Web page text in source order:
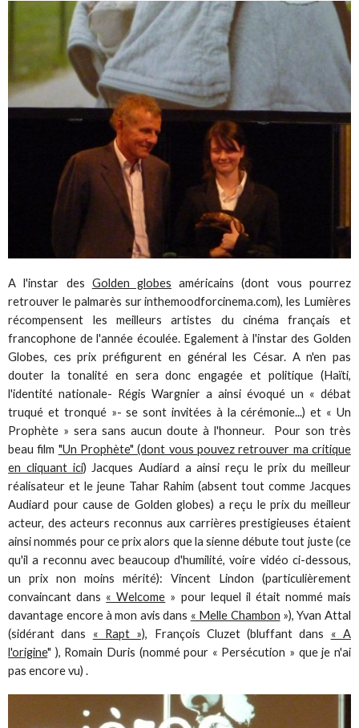
A l'instar des Golden globes américains (dont vous pourrez
retrouver le palmarès sur inthemoodforcinema.com), les Lumières
récompensent les meilleurs artistes du cinéma français et
francophone de l'année écoulée. Egalement à l'instar des Golden
Globes, ces prix préfigurent en général les César. A n'en pas
douter la tonalité en sera donc engagée et politique (Haïti,
l'identité nationale- Régis Wargnier a ainsi évoqué un « débat
truqué et tronqué »- se sont invitées à la cérémonie...) et « Un
Prophète » sera sans aucun doute à l'honneur. Pour son très
beau film "Un Prophète" (dont vous pouvez retrouver ma critique
en cliquant ici) Jacques Audiard a ainsi reçu le prix du meilleur
réalisateur et le jeune Tahar Rahim (absent tout comme Jacques
Audiard pour cause de Golden globes) a reçu le prix du meilleur
acteur, des acteurs reconnus aux carrières prestigieuses étaient
ainsi nommés pour ce prix alors que la sienne débute tout juste (ce
qu'il a reconnu avec beaucoup d'humilité, voire vidéo ci-dessous,
un prix non moins mérité): Vincent Lindon (particulièrement
convaincant dans « Welcome » pour lequel il était nommé mais
davantage encore à mon avis dans « Melle Chambon »), Yvan Attal
(sidérant dans « Rapt »), François Cluzet (bluffant dans « A
l'origine" ), Romain Duris (nommé pour « Persécution » que je n'ai
pas encore vu) .